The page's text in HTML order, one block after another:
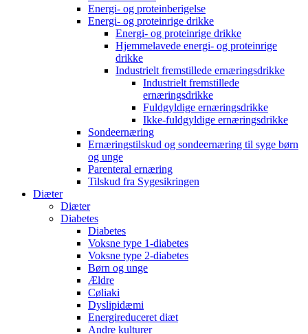
Energi- og proteinberigelse
Energi- og proteinrige drikke
Energi- og proteinrige drikke
Hjemmelavede energi- og proteinrige
drikke
Industrielt fremstillede ernæringsdrikke
Industrielt fremstillede
ernæringsdrikke
Fuldgyldige ernæringsdrikke
Ikke-fuldgyldige ernæringsdrikke
Sondeernæring
Ernæringstilskud og sondeernæring til syge børn
og unge
Parenteral ernæring
Tilskud fra Sygesikringen
Diæter
Diæter
Diabetes
Diabetes
Voksne type 1-diabetes
Voksne type 2-diabetes
Børn og unge
Ældre
Cøliaki
Dyslipidæmi
Energireduceret diæt
Andre kulturer